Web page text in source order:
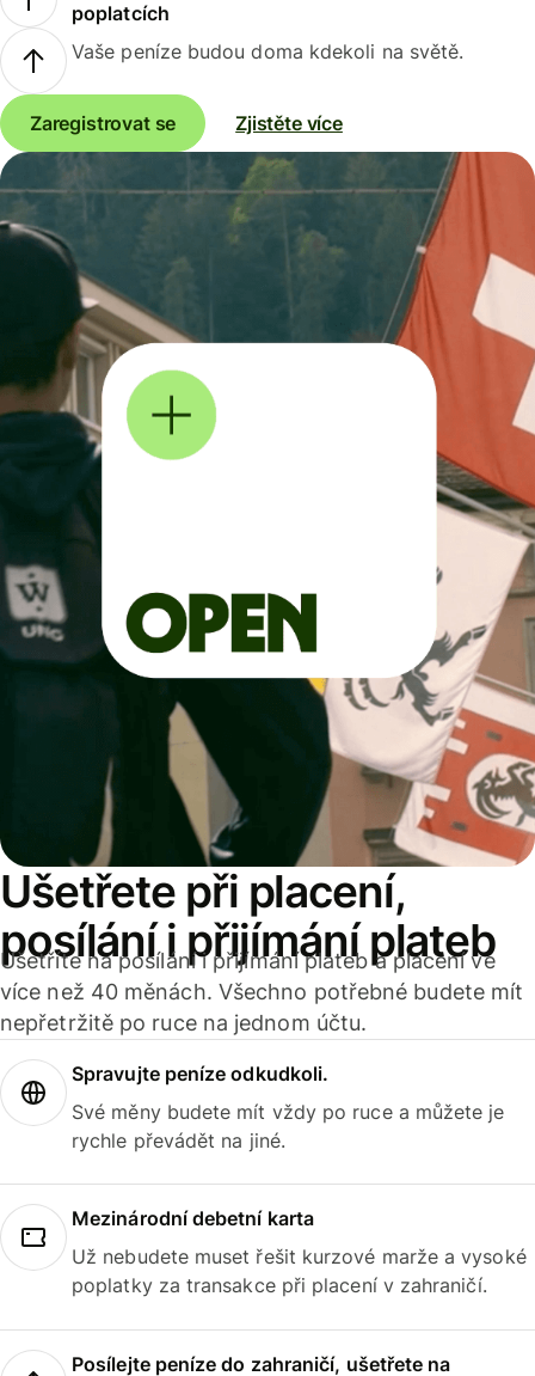
poplatcích
Vaše peníze budou doma kdekoli na světě.
Zaregistrovat se Zjistěte více
Ušetřete při placení,
posílání i přijímání plateb
Ušetříte na posílání i přijímání plateb a placení ve
více než 40 měnách. Všechno potřebné budete mít
nepřetržitě po ruce na jednom účtu.
Spravujte peníze odkudkoli.
Své měny budete mít vždy po ruce a můžete je
rychle převádět na jiné.
Mezinárodní debetní karta
Už nebudete muset řešit kurzové marže a vysoké
poplatky za transakce při placení v zahraničí.
Posílejte peníze do zahraničí, ušetřete na